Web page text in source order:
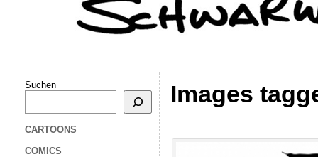
Suchen
CARTOONS
COMICS
Images